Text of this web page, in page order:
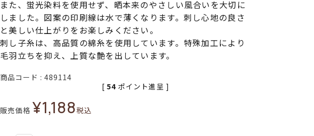
また、蛍光染料を使用せず、晒本来のやさしい風合いを大切に
しました。図案の印刷線は水で薄くなります。刺し心地の良さ
と美しい仕上がりをお楽しみください。
刺し子糸は、高品質の綿糸を使用しています。特殊加工により
毛羽立ちを抑え、上質な艶を出しています。
商品コード 489114
販売価格 ¥1,188税込
[ 54 ポイント進呈 ]